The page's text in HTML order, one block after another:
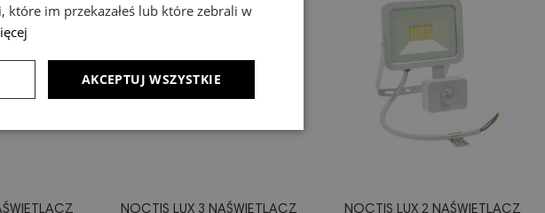
NOCTIS LUX 3 NAŚWIETLACZ
NOCTIS LUX 2 NAŚWIETLACZ
im przekazałeś lub które zebrali w
AKCEPTUJ WSZYSTKIE